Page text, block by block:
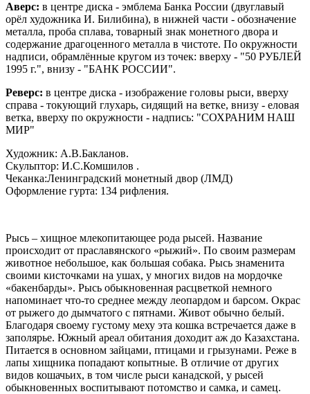
Аверс: в центре диска - эмблема Банка России (двуглавый
орёл художника И. Билибина), в нижней части - обозначение
металла, проба сплава, товарный знак монетного двора и
содержание драгоценного металла в чистоте. По окружности
надписи, обрамлённые кругом из точек: вверху - "50 РУБЛЕЙ
1995 г.", внизу - "БАНК РОССИИ".
Реверс: в центре диска - изображение головы рыси, вверху
справа - токующий глухарь, сидящий на ветке, внизу - еловая
ветка, вверху по окружности - надпись: "СОХРАНИМ НАШ
МИР"
Художник: А.В.Бакланов.
Скульптор: И.С.Комшилов .
Чеканка:Ленинградский монетный двор (ЛМД)
Оформление гурта: 134 рифления.
Рысь – хищное млекопитающее рода рысей. Название
происходит от праславянского «рыжий». По своим размерам
животное небольшое, как большая собака. Рысь знаменита
своими кисточками на ушах, у многих видов на мордочке
«бакенбарды». Рысь обыкновенная расцветкой немного
напоминает что-то среднее между леопардом и барсом. Окрас
от рыжего до дымчатого с пятнами. Живот обычно белый.
Благодаря своему густому меху эта кошка встречается даже в
заполярье. Южный ареал обитания доходит аж до Казахстана.
Питается в основном зайцами, птицами и грызунами. Реже в
лапы хищника попадают копытные. В отличие от других
видов кошачьих, в том числе рыси канадской, у рысей
обыкновенных воспитывают потомство и самка, и самец.